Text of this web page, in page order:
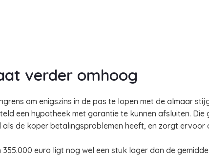
verder omhoog
om enigszins in de pas te lopen met de almaar
een hypotheek met garantie te kunnen afsluiten.
de koper betalingsproblemen heeft, en zorgt ervoor
euro ligt nog wel een stuk lager dan de